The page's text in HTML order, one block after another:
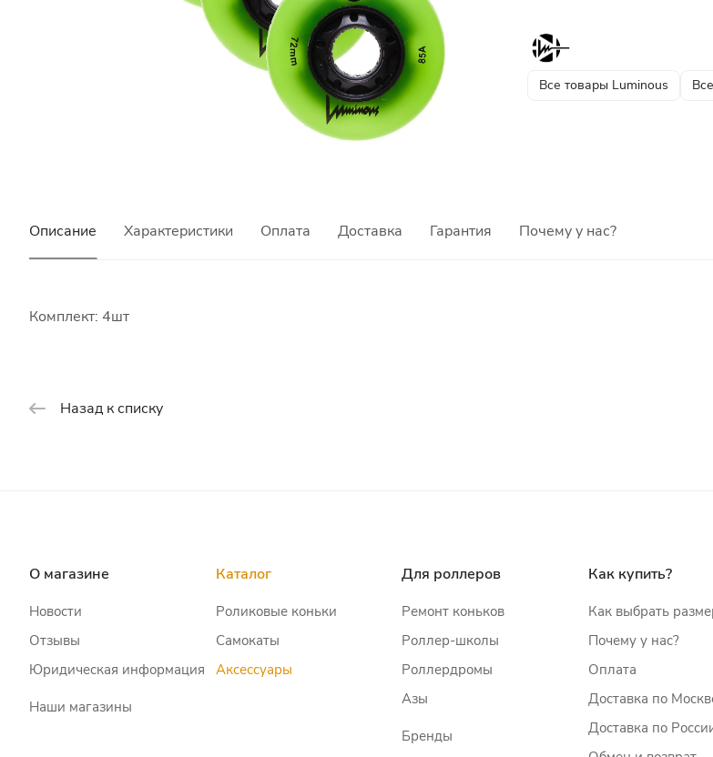
Все товары Luminous
Описание Характеристики Оплата Доставка Гарантия Почему у нас?
Комплект: 4шт
Назад к списку
О магазине
Новости
Отзывы
Юридическая информация
Наши магазины
Каталог
Роликовые коньки
Самокаты
Аксессуары
Для роллеров
Ремонт коньков
Роллер-школы
Роллердромы
Азы
Бренды
Как купить?
Как выбрать
Почему у нас?
Оплата
Доставка по
Доставка по